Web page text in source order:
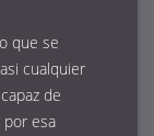
que se
cualquier
de
por esa